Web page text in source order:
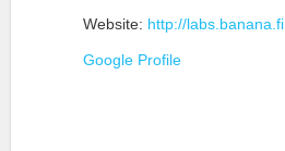
Website: http://labs.banana.fi
Google Profile